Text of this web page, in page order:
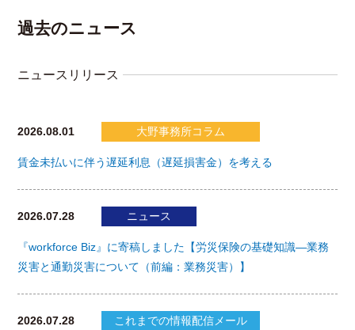
過去のニュース
ニュースリリース
2026.08.01 大野事務所コラム
賃金未払いに伴う遅延利息（遅延損害金）を考える
2026.07.28 ニュース
『workforce Biz』に寄稿しました【労災保険の基礎知識―業務
災害と通勤災害について（前編：業務災害）】
2026.07.28 これまでの情報配信メール